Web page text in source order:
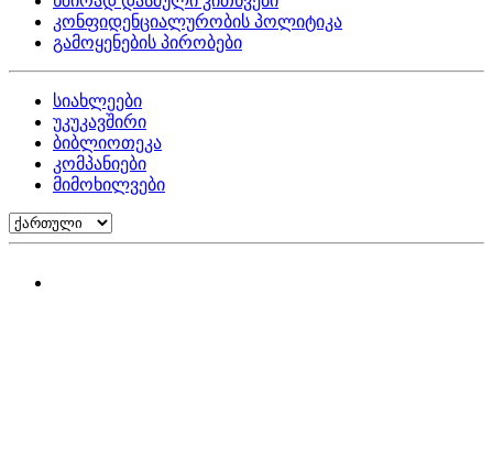
კონფიდენციალურობის პოლიტიკა
გამოყენების პირობები
სიახლეები
უკუკავშირი
ბიბლიოთეკა
კომპანიები
მიმოხილვები